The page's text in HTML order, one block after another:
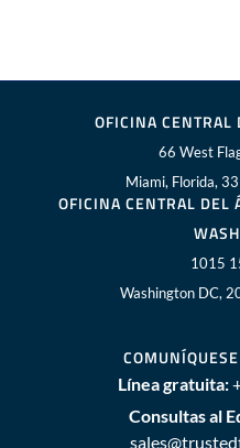
OFICINA CENTRAL
66 West
Miami, Florida,
OFICINA CENTRAL DEL
1015
Washington DC,
Línea gratuita:
Consultas al